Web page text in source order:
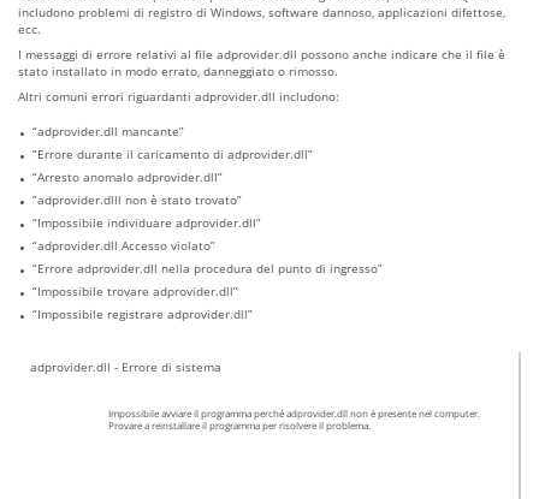
includono problemi di registro di Windows, software dannoso, applicazioni difettose,
ecc.
I messaggi di errore relativi al file adprovider.dll possono anche indicare che il file è
stato installato in modo errato, danneggiato o rimosso.
Altri comuni errori riguardanti adprovider.dll includono:
“adprovider.dll mancante”
“Errore durante il caricamento di adprovider.dll”
“Arresto anomalo adprovider.dll”
“adprovider.dlll non è stato trovato”
“Impossibile individuare adprovider.dll”
“adprovider.dll Accesso violato”
“Errore adprovider.dll nella procedura del punto di ingresso”
“Impossibile trovare adprovider.dll”
“Impossibile registrare adprovider.dll”
adprovider.dll - Errore di sistema
Impossibile avviare il programma perché adprovider.dll non è presente nel computer.
Provare a reinstallare il programma per risolvere il problema.